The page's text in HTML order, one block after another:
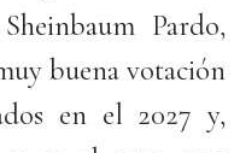
Pardo,
buena votación
en el 2027 y,